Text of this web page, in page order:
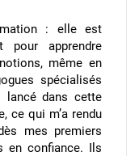
: elle est
apprendre
même en
spécialisés
lancé dans cette
ce qui m’a rendu
mes premiers
en confiance. Ils